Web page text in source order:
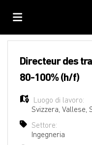
Directeur des
80-100% (h/f)
Luogo di lavoro:
Svizzera Vallese
Settore:
Ingegneria